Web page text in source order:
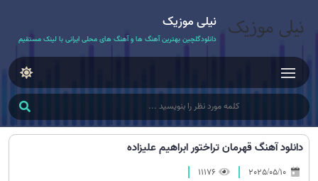
نیلی موزیک
دانلودگلچین بهترین آهنگ ها و آهنگ های محلی ایرانی با لینک مستقیم
دانلود آهنگ قهرمان تراختور ابراهیم علیزاده
11176